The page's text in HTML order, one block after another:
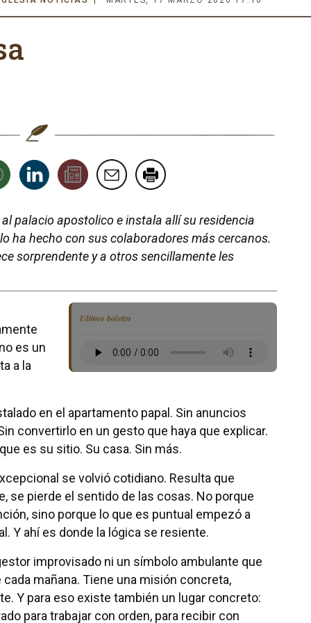
palacio apostolico e instala allí su residencia
ha hecho con sus colaboradores más cercanos.
sorprendente y a otros sencillamente les
Último boletín
es un
a la
en el apartamento papal. Sin anuncios
convertirlo en un gesto que haya que explicar.
es su sitio. Su casa. Sin más.
se volvió cotidiano. Resulta que
se pierde el sentido de las cosas. No porque
sino porque lo que es puntual empezó a
Y ahí es donde la lógica se resiente.
improvisado ni un símbolo ambulante que
mañana. Tiene una misión concreta,
Y para eso existe también un lugar concreto:
para trabajar con orden, para recibir con